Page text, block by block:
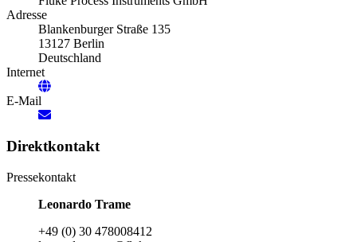
Adresse
Blankenburger Straße 135
13127 Berlin
Deutschland
Internet
E-Mail
Direktkontakt
Pressekontakt
Leonardo Trame
+49 (0) 30 478008412